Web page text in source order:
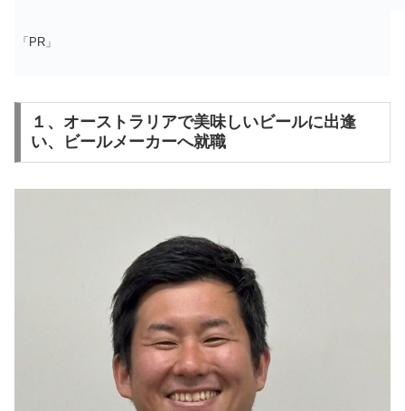
「PR」
１、オーストラリアで美味しいビールに出逢
い、ビールメーカーへ就職